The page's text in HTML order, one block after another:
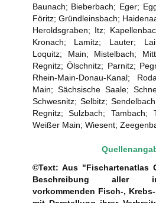
Baunach; Bieberbach; Eger;
Föritz; Gründleinsbach;
Heroldsgraben; Itz;
Kronach; Lamitz; Lauter;
Loquitz; Main; Mistelbach;
Regnitz; Ölschnitz; Parnitz;
Rhein-Main-Donau-Kanal;
Main; Sächsische Saale;
Schwesnitz; Selbitz;
Regnitz; Sulzbach; Tambach;
Weißer Main; Wiesent;
©Text: Aus "Fischartenatlas
Beschreibung aller
vorkommenden Fisch-,